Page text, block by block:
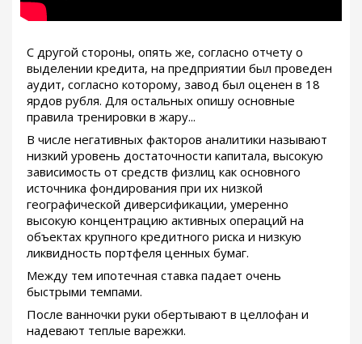
С другой стороны, опять же, согласно отчету о
выделении кредита, на предприятии был проведен
аудит, согласно которому, завод был оценен в 18
ярдов рубля. Для остальных опишу основные
правила тренировки в жару...
В числе негативных факторов аналитики называют
низкий уровень достаточности капитала, высокую
зависимость от средств физлиц как основного
источника фондирования при их низкой
географической диверсификации, умеренно
высокую концентрацию активных операций на
объектах крупного кредитного риска и низкую
ликвидность портфеля ценных бумаг.
Между тем ипотечная ставка падает очень
быстрыми темпами.
После ванночки руки обертывают в целлофан и
надевают теплые варежки.